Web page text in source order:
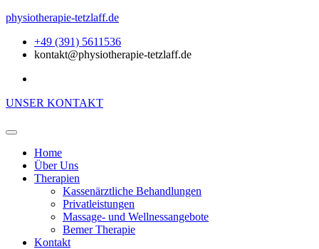
physiotherapie-tetzlaff.de
+49 (391) 5611536
kontakt@physiotherapie-tetzlaff.de
UNSER KONTAKT
Home
Über Uns
Therapien
Kassenärztliche Behandlungen
Privatleistungen
Massage- und Wellnessangebote
Bemer Therapie
Kontakt